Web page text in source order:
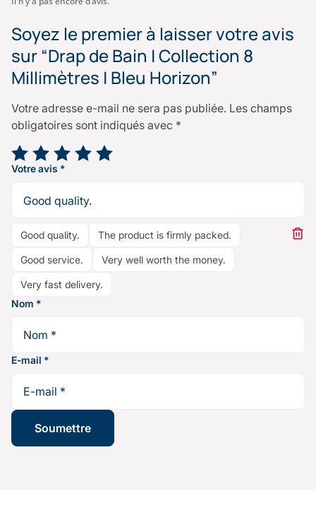
Soyez le premier à laisser votre avis
sur “Drap de Bain | Collection 8
Millimètres | Bleu Horizon”
Votre adresse e-mail ne sera pas publiée. Les champs
obligatoires sont indiqués avec *
Votre note*
Votre avis *
Good quality. The product is firmly packed.
Good service. Very well worth the money.
Very fast delivery.
Nom *
E-mail *